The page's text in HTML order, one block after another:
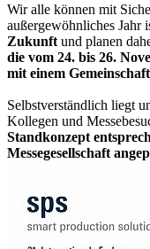
Wir alle können mit
außergewöhnliches Jahr
Zukunft und planen
die vom 24. bis 26.
mit einem
Selbstverständlich liegt
Kollegen und
Standkonzept
Messegesellschaft